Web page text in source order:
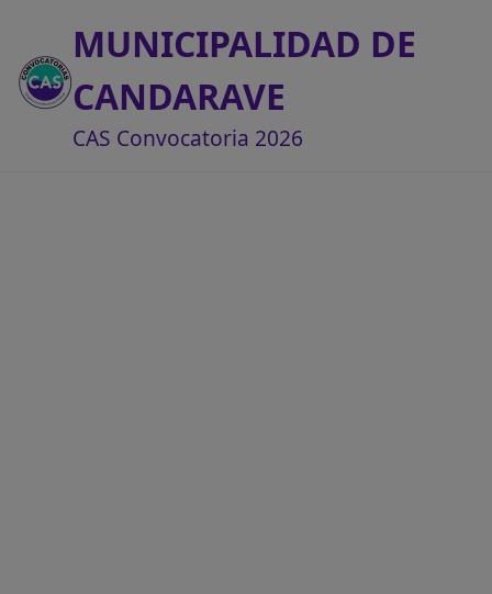
MUNICIPALIDAD DE
CANDARAVE
CAS Convocatoria 2026